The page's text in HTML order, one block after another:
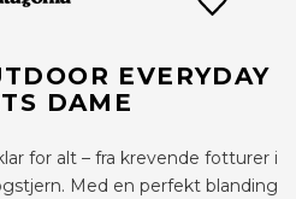
EVERYDAY
DAME
for alt – fra krevende fotturer i
Med en perfekt blanding